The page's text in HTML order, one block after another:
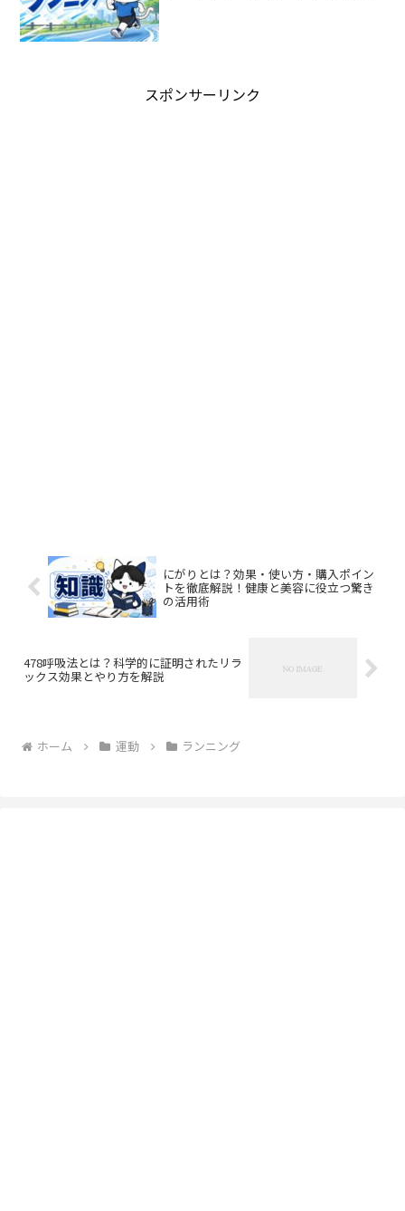
スポンサーリンク
にがりとは？効果・使い方・購入ポイン
トを徹底解説！健康と美容に役立つ驚き
の活用術
478呼吸法とは？科学的に証明されたリラ
ックス効果とやり方を解説
ホーム 運動 ランニング